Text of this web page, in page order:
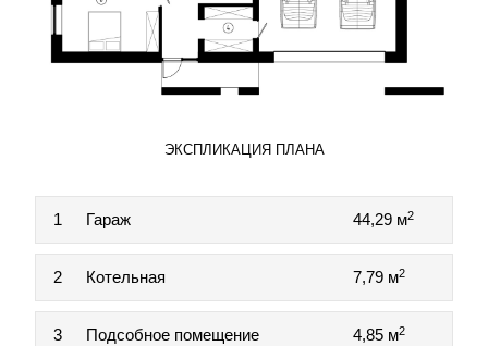
ЭКСПЛИКАЦИЯ ПЛАНА
1 Гараж 44,29 м2
2 Котельная 7,79 м2
3 Подсобное помещение 4,85 м2